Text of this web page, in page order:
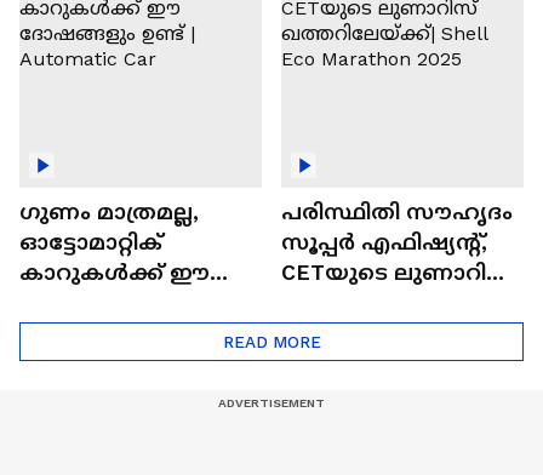
ഗുണം മാത്രമല്ല,
ഓട്ടോമാറ്റിക്
കാറുകൾക്ക് ഈ
പരിസ്ഥിതി സൗഹൃദം
സൂപ്പർ എഫിഷ്യന്റ്,
CETയുടെ ലുണാറിസ്
Eco Marathon 2025
READ MORE